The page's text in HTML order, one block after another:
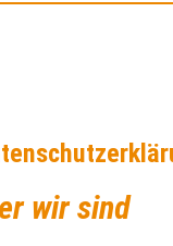
wir sind